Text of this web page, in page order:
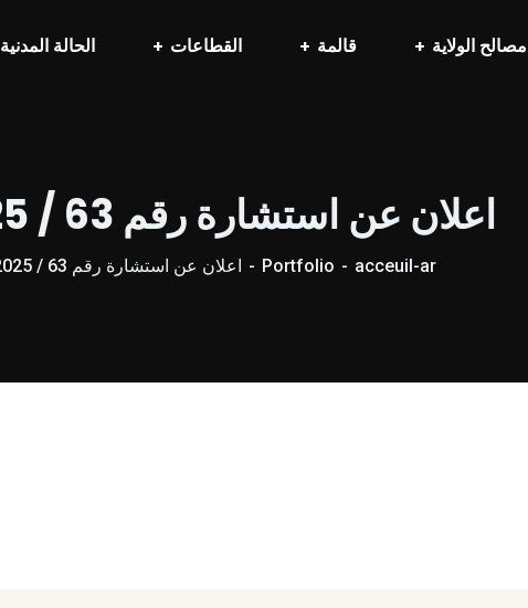
مصالح الولاية قالمة القطاعات الحالة المدنية
اعلان عن استشارة رقم 63 / 2025
acceuil-ar
Portfolio اعلان عن استشارة رقم 63 / 2025